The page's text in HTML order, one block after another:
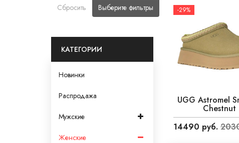
Сбросить Выберите фильтры
КАТЕГОРИИ
Новинки
Распродажа
Мужские
Женские
-29%
UGG Astromel
Chestnut
14490 руб.